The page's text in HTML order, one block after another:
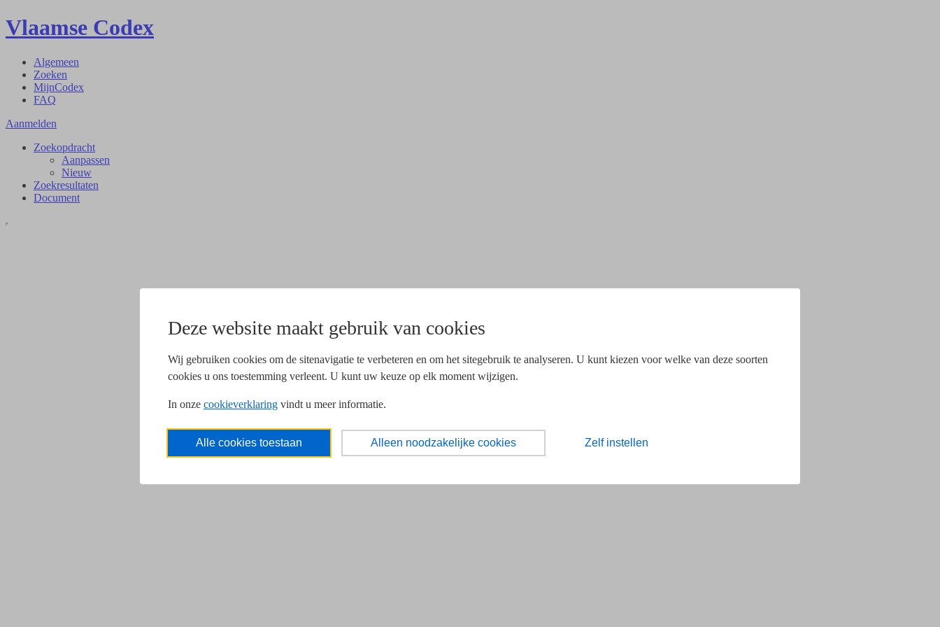
Deze website maakt gebruik van cookies
Wij gebruiken cookies om de sitenavigatie te verbeteren en om het sitegebruik te analyseren. U kunt kiezen voor welke van deze soorten
cookies u ons toestemming verleent. U kunt uw keuze op elk moment wijzigen.
In onze cookieverklaring vindt u meer informatie.
Alle cookies toestaan Alleen noodzakelijke cookies Zelf instellen
Vlaamse Codex
Algemeen
Zoeken
MijnCodex
FAQ
Aanmelden
Zoekopdracht
Aanpassen
Nieuw
Zoekresultaten
Document